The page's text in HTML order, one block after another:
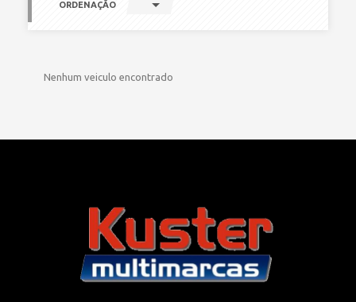
ORDENAÇÃO
Nenhum veiculo encontrado